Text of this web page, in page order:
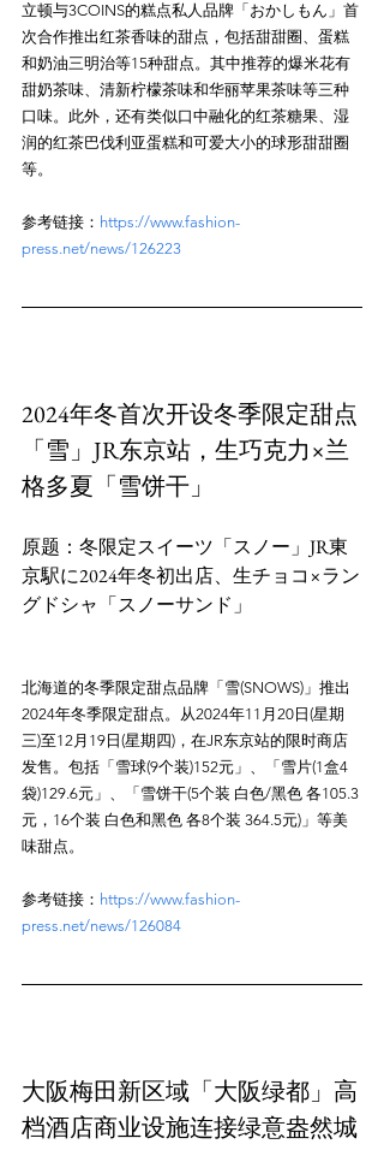
立顿与3COINS的糕点私人品牌「おかしもん」首
次合作推出红茶香味的甜点，包括甜甜圈、蛋糕
和奶油三明治等15种甜点。其中推荐的爆米花有
甜奶茶味、清新柠檬茶味和华丽苹果茶味等三种
口味。此外，还有类似口中融化的红茶糖果、湿
润的红茶巴伐利亚蛋糕和可爱大小的球形甜甜圈
参考链接： https://www.fashion-
press.net/news/126223
2024年冬首次开设冬季限定甜点
「雪」JR东京站，生巧克力×兰
格多夏「雪饼干」
原题：冬限定スイーツ「スノー」JR東
京駅に2024年冬初出店、生チョコ×ラン
北海道的冬季限定甜点品牌「雪(SNOWS)」推出
2024年冬季限定甜点。从2024年11月20日(星期
三)至12月19日(星期四)，在JR东京站的限时商店
发售。包括「雪球(9个装)152元」、「雪片(1盒4
袋)129.6元」、「雪饼干(5个装 白色/黑色 各105.3
元，16个装 白色和黑色 各8个装 364.5元)」等美
参考链接： https://www.fashion-
press.net/news/126084
大阪梅田新区域「大阪绿都」高
档酒店商业设施连接绿意盎然城